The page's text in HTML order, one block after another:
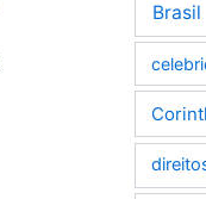
Brasil